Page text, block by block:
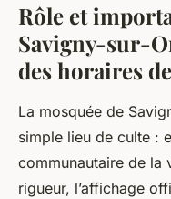
Rôle et
Savigny-sur-
des horaires
La mosquée de
simple lieu de culte :
communautaire de la
rigueur, l’affichage